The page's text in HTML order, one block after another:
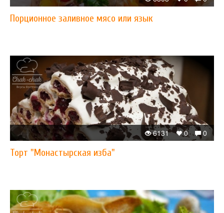
Порционное заливное мясо или язык
0
0
6131
Торт "Монастырская изба"